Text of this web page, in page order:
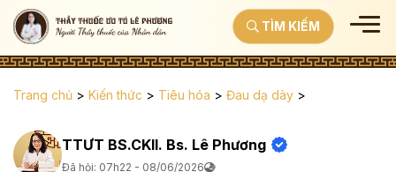
TÌM KIẾM
Trang chủ > Kiến thức > Tiêu hóa > Đau dạ dày >
TTƯT BS.CKII. Bs. Lê Phương
Đã hỏi: 07h22 - 08/06/2026